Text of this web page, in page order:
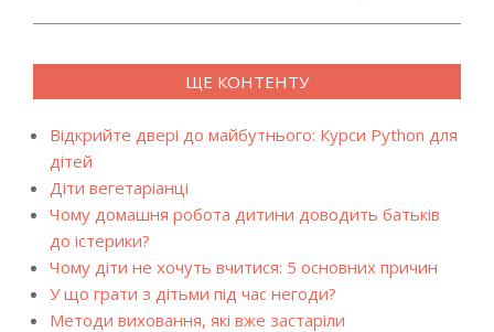
ЩЕ КОНТЕНТУ
Відкрийте двері до майбутнього: Курси Python для
дітей
Діти вегетаріанці
Чому домашня робота дитини доводить батьків
до істерики?
Чому діти не хочуть вчитися: 5 основних причин
У що грати з дітьми під час негоди?
Методи виховання, які вже застаріли